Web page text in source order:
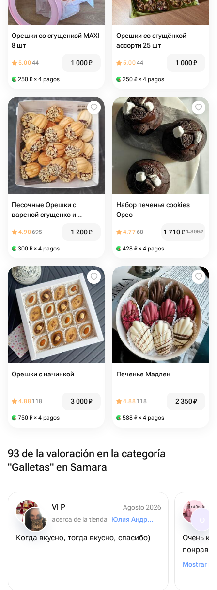
Орешки со сгущенкой MAXI
8 шт
5.0044 1 000₽
250 ₽ × 4 pagos
Орешки со сгущёнкой
ассорти 25 шт
5.0044 1 000₽
250 ₽ × 4 pagos
Песочные Орешки с
вареной сгущенко и
4.98695 1 200₽
300 ₽ × 4 pagos
Набор печенья cookies
Орео
4.7768 1 710₽1 800₽
428 ₽ × 4 pagos
Орешки с начинкой
4.88 118 3 000₽
750 ₽ × 4 pagos
Печенье Мадлен
4.88 118 2 350₽
588 ₽ × 4 pagos
93 de la valoración en la categoría
"Galletas" en Samara
Vl P
Agosto 2026
acerca de la tienda
Юлия Андреева
Когда вкусно, тогда вкусно, спасибо)
Очень
Берите,
Mostrar